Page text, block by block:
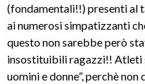
(fondamentali!!) presenti al
ai numerosi simpatizzanti
questo non sarebbe però
insostituibili ragazzi!! Atleti
uomini e donne”, perchè